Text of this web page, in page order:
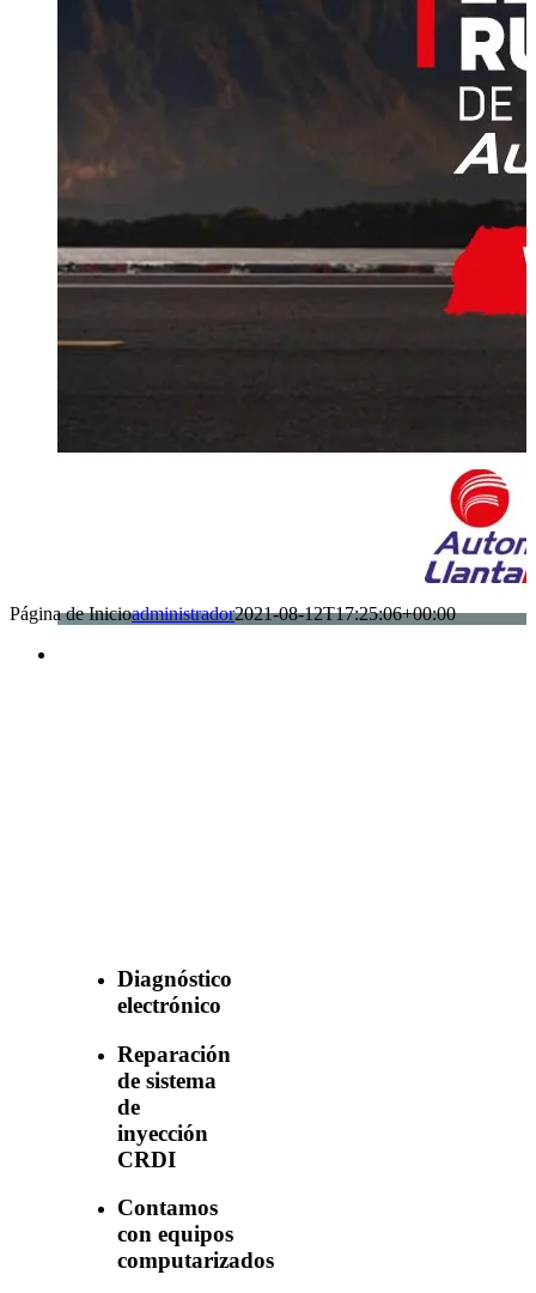
Página de Inicioadministrador2021-08-12T17:25:06+00:00
Diagnóstico
electrónico
Reparación
de sistema
de
inyección
CRDI
Contamos
con equipos
computarizados